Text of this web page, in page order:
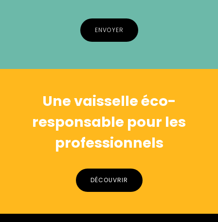
Une vaisselle éco-
responsable pour les
professionnels
DÉCOUVRIR